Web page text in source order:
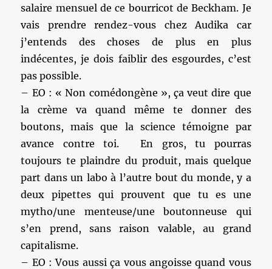
salaire mensuel de ce bourricot de Beckham. Je
vais prendre rendez-vous chez Audika car
j’entends des choses de plus en plus
indécentes, je dois faiblir des esgourdes, c’est
pas possible.
– EO : « Non comédongène », ça veut dire que
la crème va quand même te donner des
boutons, mais que la science témoigne par
avance contre toi. En gros, tu pourras
toujours te plaindre du produit, mais quelque
part dans un labo à l’autre bout du monde, y a
deux pipettes qui prouvent que tu es une
mytho/une menteuse/une boutonneuse qui
s’en prend, sans raison valable, au grand
capitalisme.
– EO : Vous aussi ça vous angoisse quand vous